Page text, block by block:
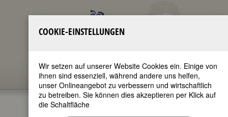
COOKIE-EINSTELLUNGEN
Wir setzen auf unserer Website Cookies ein. Einige von
ihnen sind essenziell, während andere uns helfen,
unser Onlineangebot zu verbessern und wirtschaftlich
zu betreiben. Sie können dies akzeptieren per Klick auf
die Schaltfläche